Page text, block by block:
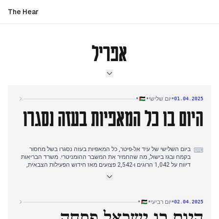
The Hear
אפריל
01.04.2025
•יום שלישי•
•
היום בו כל המאפיות בעזה נסגרו
⌨ ביום השלישי של עיד אל-פיטר, כל המאפיות בעזה נסגרו בשל מחסור
בקמח ובגז בישול, מה שהחמיר את המשבר ההומניטרי. משרד הבריאות
דיווח על 1,042 הרוגים ו-2,542 פצועים מאז חידוש הפעילות הצבאית,
צווי פינוי חדשים לחלקים מצפון עזה ורפיח.
02.04.2025
•יום רביעי•
•